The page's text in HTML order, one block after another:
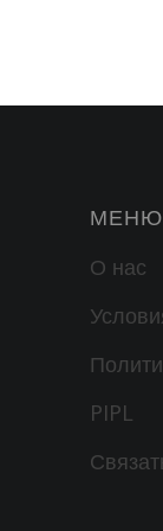
МЕНЮ
О нас
PIPL